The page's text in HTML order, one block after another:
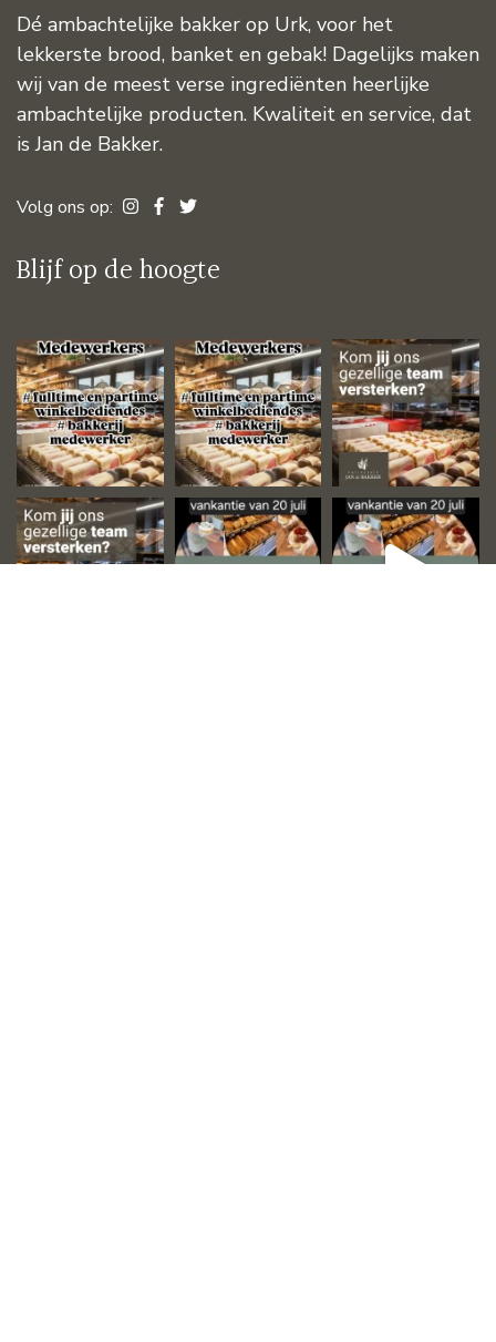
Dé ambachtelijke bakker op Urk, voor het
lekkerste brood, banket en gebak! Dagelijks maken
wij van de meest verse ingrediënten heerlijke
ambachtelijke producten. Kwaliteit en service, dat
is Jan de Bakker.
Volg ons op:
Blijf op de hoogte